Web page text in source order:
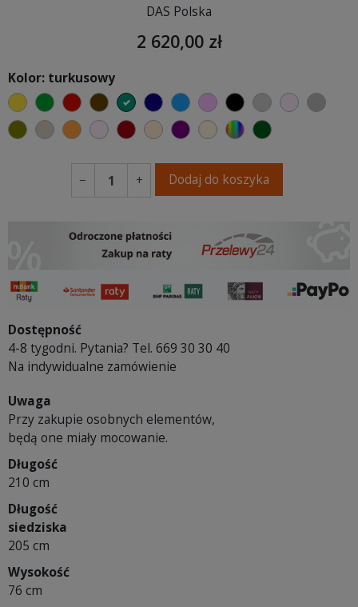
DAS Polska
2 620,00 zł
Kolor: turkusowy
żółtyzielonyczerwonyczekoladowy
turkusowygranatowyniebieski
różowyczarnyjasnoszary
jasny róż
szary
oliwkowy
beżowypomarańczowy
pastelowy róż
bordowyciepły kremowy
fioletowa purpura
ecru beżowy
wybór koloru
ciemno zielony
− + Dodaj do koszyka
Dostępność
4-8 tygodni. Pytania? Tel. 669 30 30 40
Na indywidualne zamówienie
Uwaga
Przy zakupie osobnych elementów,
będą one miały mocowanie.
Długość
210 cm
Długość
siedziska
205 cm
Wysokość
76 cm